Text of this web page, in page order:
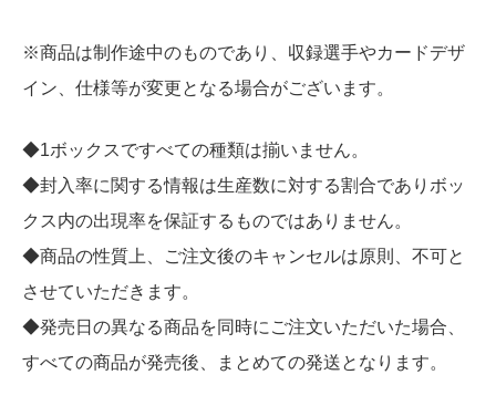
※商品は制作途中のものであり、収録選手やカードデザ
イン、仕様等が変更となる場合がございます。
◆1ボックスですべての種類は揃いません。
◆封入率に関する情報は生産数に対する割合でありボッ
クス内の出現率を保証するものではありません。
◆商品の性質上、ご注文後のキャンセルは原則、不可と
させていただきます。
◆発売日の異なる商品を同時にご注文いただいた場合、
すべての商品が発売後、まとめての発送となります。